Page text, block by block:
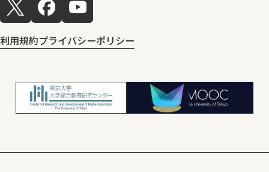
利用規約プライバシーポリシー